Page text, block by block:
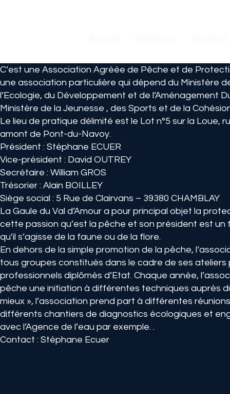
C’est une Association Agréée de Pêche et de
une association particulière qui dépend du Ministère
l’Ecologie, du Développement et de l’Aménagement
Ministère de la Jeunesse , des Sports et de la
Le lieu de pratique délimité est le Lot n°5 sur la Loue,
amont de Pont-du-Navoy.
Président : Stéphane ECUER
Vice-président : David OUTREY
Secrétaire : William GROS
Trésorier : Alain BOILLEY
Siège social : 5 Rue de Clairvans – 39380 CHAMBLAY
La Gaule du Val d’Amour a pour principal objet la
cette passion qu’est la pêche et son président est
qu’il s’agisse de la faune ou de la flore.
En dehors de la simple promotion de la pêche,
tous groupes constitués dans le cadre de ses
professionnels diplômés d’Etat. Chaque année,
pêche une initiation à différentes techniques auprès
mieux », l’association prend part à différentes
différents chantiers de diagnostics écologiques et
avec l’Agence de l’eau par exemple. .
Contact : Stéphane Ecuer